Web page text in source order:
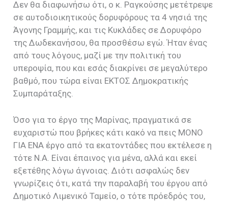
Δεν θα διαφωνήσω ότι, ο κ. Ραγκούσης μετέτρεψε
σε αυτοδιοικητικούς δορυφόρους τα 4 νησιά της
Άγονης Γραμμής, και τις Κυκλάδες σε Δορυφόρο
της Δωδεκανήσου, θα προσθέσω εγώ. Ήταν ένας
από τους λόγους, μαζί με την πολιτική του
υπεροψία, που και εσάς διακρίνει σε μεγαλύτερο
βαθμό, που τώρα είναι ΕΚΤΟΣ Δημοκρατικής
Συμπαράταξης.
Όσο για το έργο της Μαρίνας, πραγματικά σε
ευχαριστώ που βρήκες κάτι κακό να πεις ΜΟΝΟ
ΓΙΑ ΕΝΑ έργο από τα εκατοντάδες που εκτέλεσε η
τότε Ν.Α. Είναι έπαινος για μένα, αλλά και εκεί
εξετέθης λόγω άγνοιας. Διότι ασφαλώς δεν
γνωρίζεις ότι, κατά την παραλαβή του έργου από
Δημοτικό Λιμενικό Ταμείο, ο τότε πρόεδρός του,